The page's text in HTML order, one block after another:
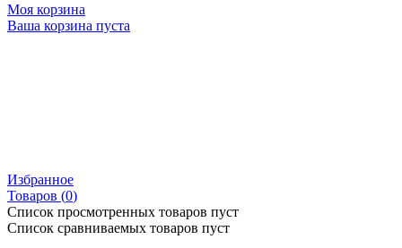
Моя корзина
Ваша корзина пуста
Избранное
Товаров (0)
Список просмотренных товаров пуст
Список сравниваемых товаров пуст